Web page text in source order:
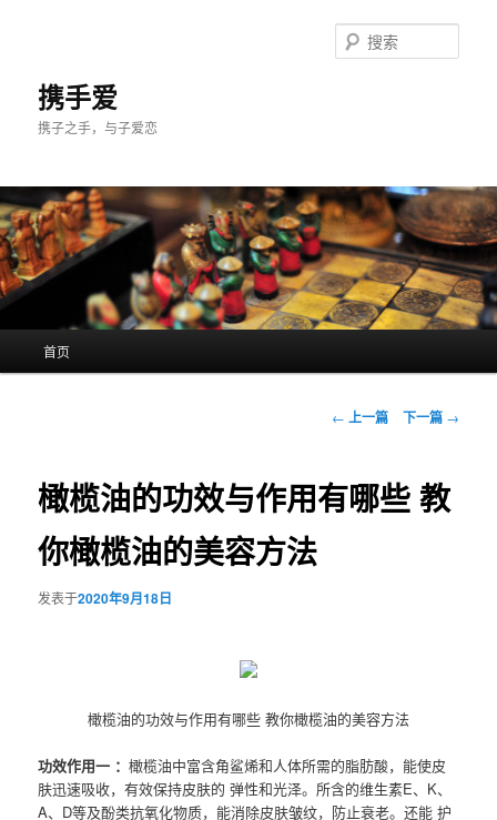
携手爱
携子之手，与子爱恋
索
首页
文
航
← 上一篇 下一篇 →
橄榄油的功效与作用有哪些 教
你橄榄油的美容方法
发表于2020年9月18日
橄榄油的功效与作用有哪些 教你橄榄油的美容方法
功效作用一 ：橄榄油中富含角鲨烯和人体所需的脂肪酸，能使皮
肤迅速吸收，有效保持皮肤的 弹性和光泽。所含的维生素E、K、
A、D等及酚类抗氧化物质，能消除皮肤皱纹，防止衰老。还能 护